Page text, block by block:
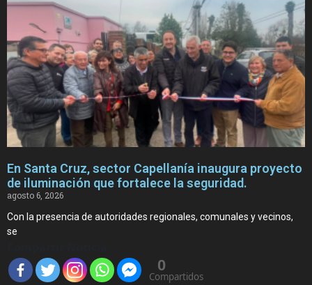
En Santa Cruz, sector Capellanía inaugura proyecto
de iluminación que fortalece la seguridad.
agosto 6, 2026
Con la presencia de autoridades regionales, comunales y vecinos,
se
0
Compartidos